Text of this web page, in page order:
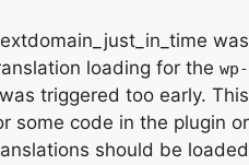
was
loading for the wp-
triggered too early. This
some code in the plugin or
should be loaded